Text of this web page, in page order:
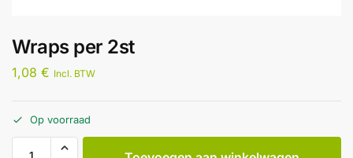
Wraps per 2st
1,08 € Incl. BTW
Op voorraad